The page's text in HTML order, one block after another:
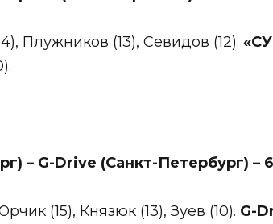
Плужников (13), Севидов (12).
– G-Drive (Санкт-Петербург) –
(15), Князюк (13), Зуев (10). G-